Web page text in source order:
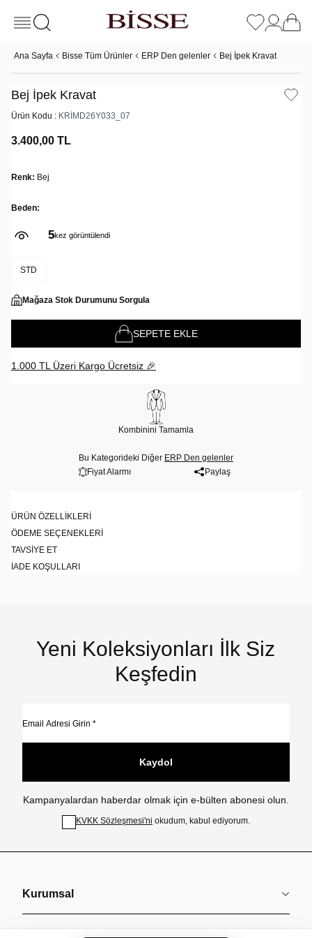
Ana Sayfa Bisse Tüm Ürünler ERP Den gelenler Bej İpek Kravat
Bej İpek Kravat
Ürün Kodu : KRİMD26Y033_07
3.400,00 TL
Renk: Bej
Beden:
5kez görüntülendi
STD
Mağaza Stok Durumunu Sorgula
SEPETE EKLE
1.000 TL Üzeri Kargo Ücretsiz 🎉
Kombinini Tamamla
Bu Kategorideki Diğer ERP Den gelenler
Fiyat Alarmı
Paylaş
ÜRÜN ÖZELLIKLERI
ÖDEME SEÇENEKLERI
TAVSIYE ET
İADE KOŞULLARI
Yeni Koleksiyonları İlk Siz
Keşfedin
Kaydol
Kampanyalardan haberdar olmak için e-bülten abonesi olun.
KVKK Sözleşmesi'ni okudum, kabul ediyorum.
Kurumsal